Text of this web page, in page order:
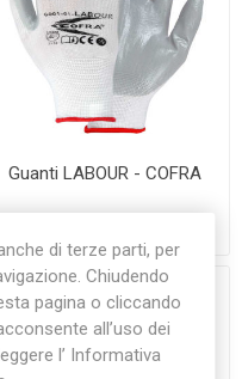
Guanti LABOUR - COFRA
di terze parti, per
Chiudendo
pagina o cliccando
all’uso dei
l’ Informativa